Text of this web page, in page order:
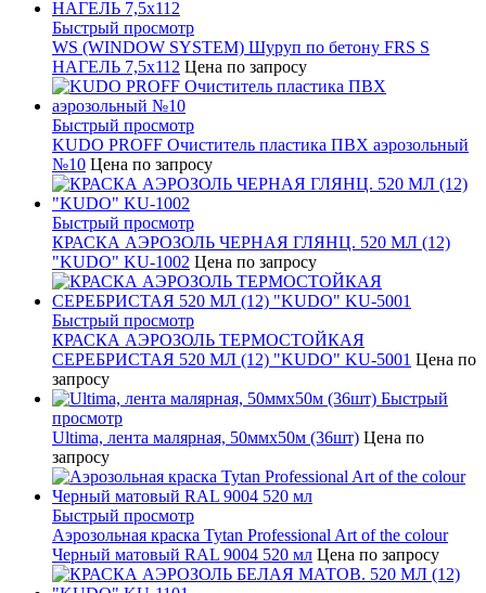
Быстрый просмотр
WS (WINDOW SYSTEM) Шуруп по бетону FRS S
НАГЕЛЬ 7,5х112 Цена по запросу
Быстрый просмотр
KUDO PROFF Очиститель пластика ПВХ аэрозольный
№10 Цена по запросу
Быстрый просмотр
КРАСКА АЭРОЗОЛЬ ЧЕРНАЯ ГЛЯНЦ. 520 МЛ (12)
"KUDO" KU-1002 Цена по запросу
Быстрый просмотр
КРАСКА АЭРОЗОЛЬ ТЕРМОСТОЙКАЯ
СЕРЕБРИСТАЯ 520 МЛ (12) "KUDO" KU-5001 Цена по
запросу
Быстрый
просмотр
Ultima, лента малярная, 50ммх50м (36шт) Цена по
запросу
Быстрый просмотр
Аэрозольная краска Tytan Professional Art of the colour
Черный матовый RAL 9004 520 мл Цена по запросу